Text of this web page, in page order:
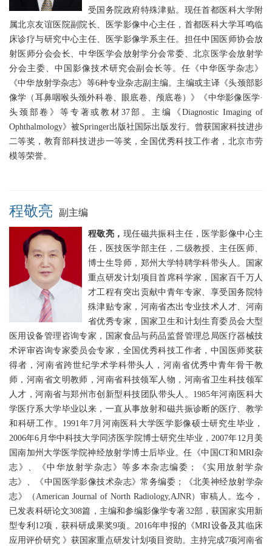
受国务院政府特殊津贴。现任首都医科大学附
属北京友谊医院副院长、医学影像中心主任，首都医科大学耳鸣临
床诊疗与研究中心主任、医学影像学系主任。担任中国医师协会放
射医师分会会长、中华医学会放射学分会常委、北京医学会放射学
分会主委、中国影像技术研究会副会长等。任《中华医学杂志》
《中华放射学杂志》等6种专业杂志副主编。主编或主译《头颈部影
像学（耳鼻咽喉头颈外科卷、眼底卷、颅底卷）》《中华影像医学·
头颈部卷》等专著或教材37部。主编《Diagnostic Imaging of
Ophthalmology》被Springer出版社国际出版发行。曾获国家科技进步
二等奖，教育部科技进步一等奖，全国优秀科技工作者，北京市劳
模等荣誉。
程敬亮 副主编
程敬亮， 现任磁共振科主任，医学影像中心主
任，医技医学部主任，二级教授、主任医师、
博士生导师，郑州大学特聘学科带头人。国家
重点研发计划项目首席科学家，国家百千万人
才工程有突出贡献中青年专家、享受国务院特
殊津贴专家，河南省杰出专业技术人才、河南
省优秀专家，国家卫生和计划生育委员会大型
医用设备管理咨询专家，国家食品与药品监督管理总局医疗器械技
术评审咨询专家委员会专家，全国优秀科技工作者，中国医师奖获
得者，河南省跨世纪学术学科带头人，河南省优秀中青年骨干教
师，河南省文明教师，河南省科技领军人物，河南省卫生科技领军
人才，河南省与郑州市创新型科技团队带头人。1985年河南医科大
学医疗系大学毕业以来，一直从事放射和磁共振诊断的医疗、教学
和科研工作。1991年7月河南医科大学医学影像硕士研究生毕业，
2006年6月华中科技大学同济医学院博士研究生毕业，2007年12月美
国南加州大学医学院神经放射学博士后毕业。任《中国CT和MRI杂
志》、《中华放射学杂志》等多本杂志编委；《实用放射学杂
志》、《中国医学影像技术杂志》常务编委；《北美神经放射学杂
志》（American Journal of North Radiology,AJNR）审稿人。迄今，
已发表科研论文308篇，主编和参编影像学专著32部，获国家实用新
型专利12项，获科研成果奖9项。2016年申报的《MRI设备及其临床
应用评价研究 》获国家重点研发计划项目资助。主持完成7项河南省